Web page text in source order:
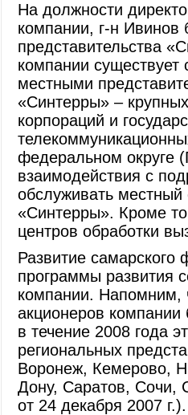
На должности
компании, г-н Ивинов
представительства
компании существует
местными
«Синтерры» –
корпораций и
федеральном округе
взаимодействия с
обслуживать
«Синтерры». Кроме
центров обработки
Развитие
программы развития
компании. Напомним,
акционеров
в течение 2008 года
региональных
Воронеж, Кемерово,
Дону, Саратов, Сочи,
от 24 декабря 2007 г.).